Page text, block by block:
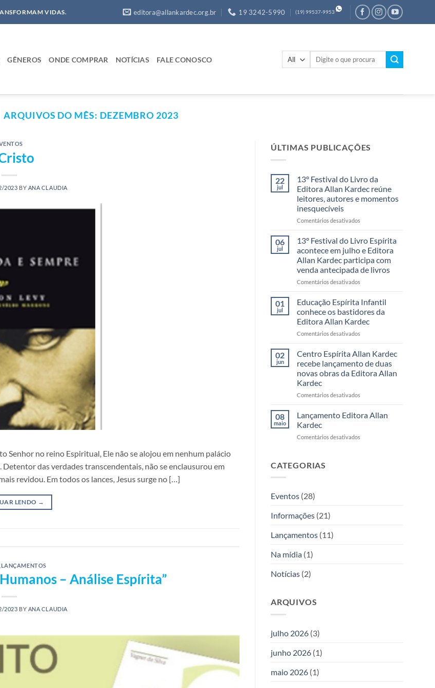
VIDAS. editora@allankardec.org.br 19 3242-5990 (19) 99537-9953
GÊNEROS ONDE COMPRAR NOTÍCIAS FALE CONOSCO
Pesquisar
ARQUIVOS DO MÊS: DEZEMBRO 2023
2023 BY ANA CLAUDIA
Senhor no reino Espiritual, Ele não se alojou em nenhum palácio
das verdades transcendentais, não se enclausurou em
revidou. Em todos os lances, Jesus surge no […]
LENDO →
LANÇAMENTOS
– Análise Espírita”
2023 BY ANA CLAUDIA
ÚLTIMAS PUBLICAÇÕES
22
jul
13º Festival do Livro da
Editora Allan Kardec reúne
leitores, autores e momentos
inesquecíveis
Comentários desativados
Festival
do
Livro
da
Editora
reúne
leitores,
autores
e
06
jul
13º Festival do Livro Espírita
acontece em julho e Editora
Allan Kardec participa com
venda antecipada de livros
Comentários desativados
Festival
do
Livro
Espírita
acontece
julho
Editora
Allan
venda
antecipada
livros
01
jul
Educação Espírita Infantil
conhece os bastidores da
Editora Allan Kardec
Comentários desativados
Espírita
Infantil
conhece
os
Allan
Kardec
02
jun
Centro Espírita Allan Kardec
recebe lançamento de duas
novas obras da Editora Allan
Kardec
Comentários desativados
Espírita
Allan
recebe
08
maio
Lançamento Editora Allan
Kardec
Comentários desativados
CATEGORIAS
Eventos (28)
Informações (21)
Lançamentos (11)
Na mídia (1)
Notícias (2)
ARQUIVOS
julho 2026 (3)
junho 2026 (1)
maio 2026 (1)